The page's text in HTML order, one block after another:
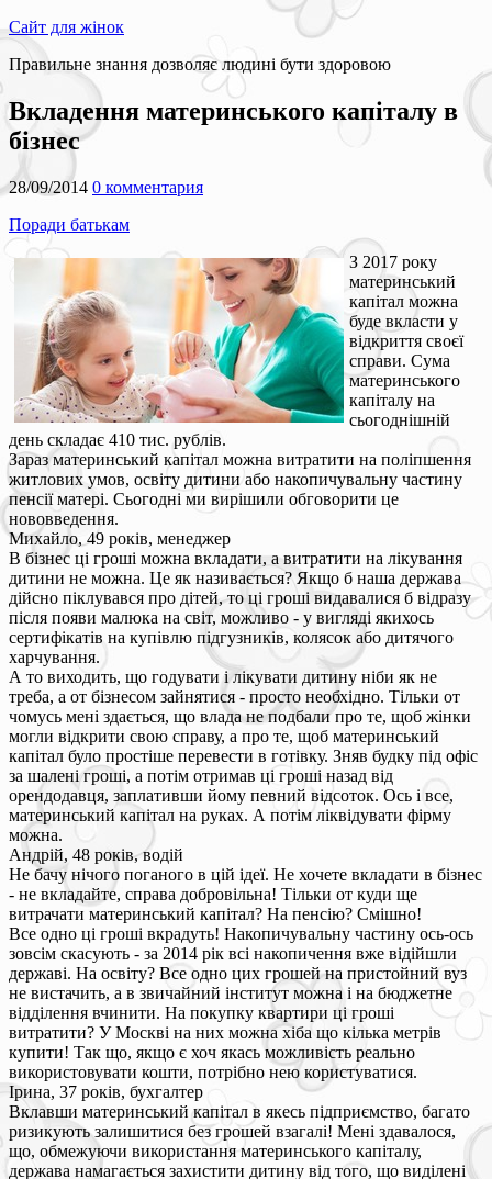
Сайт для жінок
Правильне знання дозволяє людині бути здоровою
Вкладення материнського капіталу в
бізнес
28/09/2014 0 комментария
Поради батькам
З 2017 року
материнський
капітал можна
буде вкласти у
відкриття своєї
справи. Сума
материнського
капіталу на
сьогоднішній
день складає 410 тис. рублів.
Зараз материнський капітал можна витратити на поліпшення
житлових умов, освіту дитини або накопичувальну частину
пенсії матері. Сьогодні ми вирішили обговорити це
нововведення.
Михайло, 49 років, менеджер
В бізнес ці гроші можна вкладати, а витратити на лікування
дитини не можна. Це як називається? Якщо б наша держава
дійсно піклувався про дітей, то ці гроші видавалися б відразу
після появи малюка на світ, можливо - у вигляді якихось
сертифікатів на купівлю підгузників, колясок або дитячого
харчування.
А то виходить, що годувати і лікувати дитину ніби як не
треба, а от бізнесом зайнятися - просто необхідно. Тільки от
чомусь мені здається, що влада не подбали про те, щоб жінки
могли відкрити свою справу, а про те, щоб материнський
капітал було простіше перевести в готівку. Зняв будку під офіс
за шалені гроші, а потім отримав ці гроші назад від
орендодавця, заплативши йому певний відсоток. Ось і все,
материнський капітал на руках. А потім ліквідувати фірму
можна.
Андрій, 48 років, водій
Не бачу нічого поганого в цій ідеї. Не хочете вкладати в бізнес
- не вкладайте, справа добровільна! Тільки от куди ще
витрачати материнський капітал? На пенсію? Смішно!
Все одно ці гроші вкрадуть! Накопичувальну частину ось-ось
зовсім скасують - за 2014 рік всі накопичення вже відійшли
державі. На освіту? Все одно цих грошей на пристойний вуз
не вистачить, а в звичайний інститут можна і на бюджетне
відділення вчинити. На покупку квартири ці гроші
витратити? У Москві на них можна хіба що кілька метрів
купити! Так що, якщо є хоч якась можливість реально
використовувати кошти, потрібно нею користуватися.
Ірина, 37 років, бухгалтер
Вклавши материнський капітал в якесь підприємство, багато
ризикують залишитися без грошей взагалі! Мені здавалося,
що, обмежуючи використання материнського капіталу,
держава намагається захистити дитину від того, що виділені